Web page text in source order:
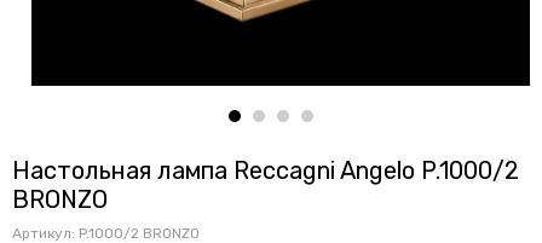
Настольная лампа Reccagni Angelo P.1000/2
BRONZO
Артикул: P.1000/2 BRONZO